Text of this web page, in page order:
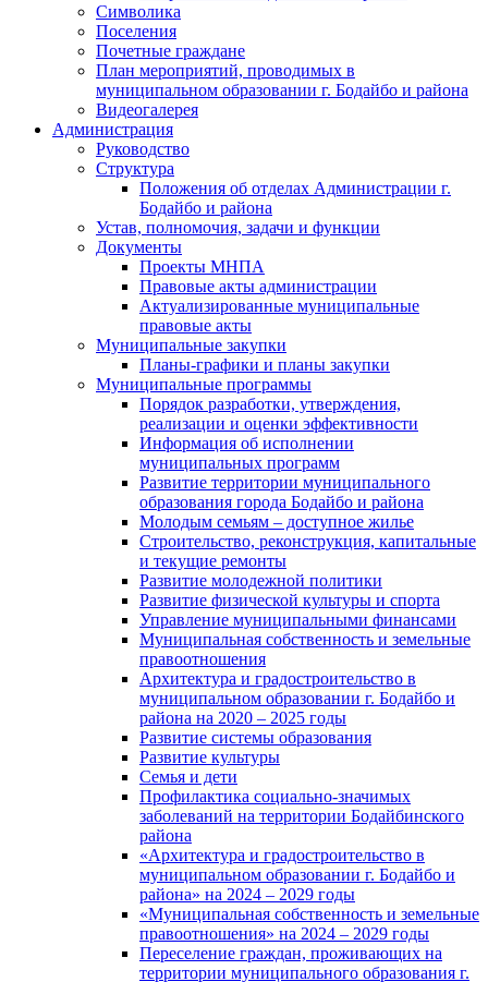
Символика
Поселения
Почетные граждане
План мероприятий, проводимых в
муниципальном образовании г. Бодайбо и района
Видеогалерея
Администрация
Руководство
Структура
Положения об отделах Администрации г.
Бодайбо и района
Устав, полномочия, задачи и функции
Документы
Проекты МНПА
Правовые акты администрации
Актуализированные муниципальные
правовые акты
Муниципальные закупки
Планы-графики и планы закупки
Муниципальные программы
Порядок разработки, утверждения,
реализации и оценки эффективности
Информация об исполнении
муниципальных программ
Развитие территории муниципального
образования города Бодайбо и района
Молодым семьям – доступное жилье
Строительство, реконструкция, капитальные
и текущие ремонты
Развитие молодежной политики
Развитие физической культуры и спорта
Управление муниципальными финансами
Муниципальная собственность и земельные
правоотношения
Архитектура и градостроительство в
муниципальном образовании г. Бодайбо и
района на 2020 – 2025 годы
Развитие системы образования
Развитие культуры
Семья и дети
Профилактика социально-значимых
заболеваний на территории Бодайбинского
района
«Архитектура и градостроительство в
муниципальном образовании г. Бодайбо и
района» на 2024 – 2029 годы
«Муниципальная собственность и земельные
правоотношения» на 2024 – 2029 годы
Переселение граждан, проживающих на
территории муниципального образования г.